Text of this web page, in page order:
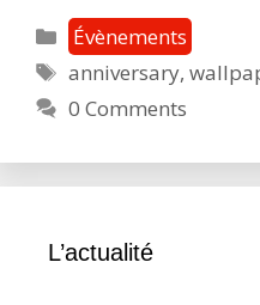
Catégories
Évènements
Étiquettes
anniversary,
0 Comments
L’actualité